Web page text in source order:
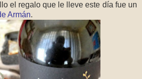
el regalo que le lleve este día fue un
Armán.